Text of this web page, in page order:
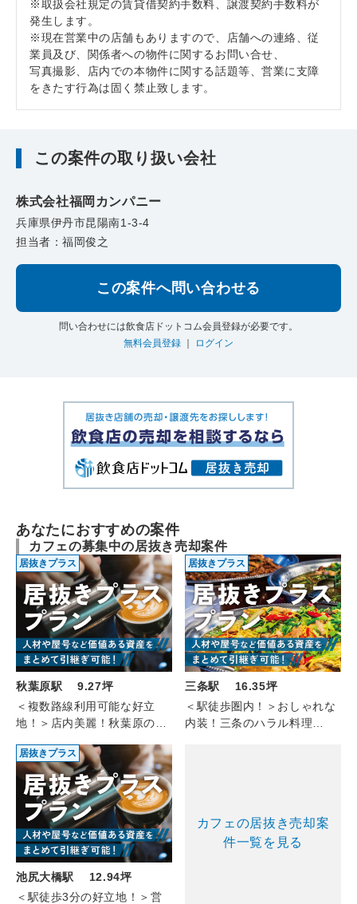
※取扱会社規定の賃貸借契約手数料、譲渡契約手数料が
発生します。
※現在営業中の店舗もありますので、店舗への連絡、従
業員及び、関係者への物件に関するお問い合せ、
写真撮影、店内での本物件に関する話題等、営業に支障
をきたす行為は固く禁止致します。
この案件の取り扱い会社
株式会社福岡カンパニー
兵庫県伊丹市昆陽南1-3-4
担当者：福岡俊之
この案件へ問い合わせる
問い合わせには飲食店ドットコム会員登録が必要です。
無料会員登録
ログイン
あなたにおすすめの案件
カフェの募集中の居抜き売却案件
居抜きプラス
秋葉原駅 9.27坪
＜複数路線利用可能な好立
地！＞店内美麗！秋葉原のコ
居抜きプラス
三条駅 16.35坪
＜駅徒歩圏内！＞おしゃれな
内装！三条のハラル料理
居抜きプラス
池尻大橋駅 12.94坪
＜駅徒歩3分の好立地！＞営
カフェの居抜き売却案
件一覧を見る